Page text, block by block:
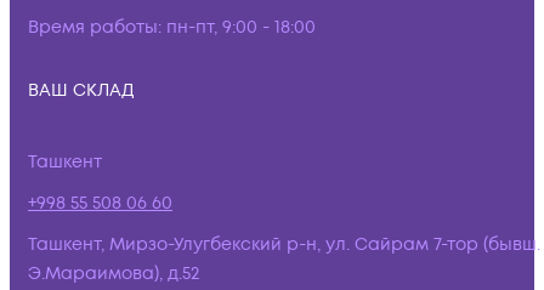
Время работы: пн-пт, 9:00 - 18:00
ВАШ СКЛАД
Ташкент
+998 55 508 06 60
Ташкент, Мирзо-Улугбекский р-н, ул. Сайрам 7-тор (бывш.
Э.Мараимова), д.52